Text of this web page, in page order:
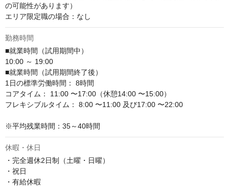
の可能性があります）
エリア限定職の場合：なし
勤務時間
■就業時間（試用期間中）
10:00 ～ 19:00
■就業時間（試用期間終了後）
1日の標準労働時間： 8時間
コアタイム： 11:00 〜17:00（休憩14:00 〜15:00）
フレキシブルタイム： 8:00 〜11:00 及び17:00 〜22:00
※平均残業時間：35～40時間
休暇・休日
・完全週休2日制（土曜・日曜）
・祝日
・有給休暇